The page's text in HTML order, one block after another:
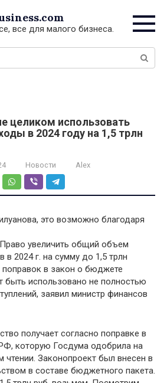
все для малого бизнеса.
целиком использовать
в 2024 году на 1,5 трлн
Новости Alex
это возможно благодаря
увеличить общий объем
2024 г. на сумму до 1,5 трлн
поправок в закон о бюджете
быть использовано не полностью
заявил министр финансов
получает согласно поправке в
которую Госдума одобрила на
чтении. Законопроект был внесен в
в составе бюджетного пакета.